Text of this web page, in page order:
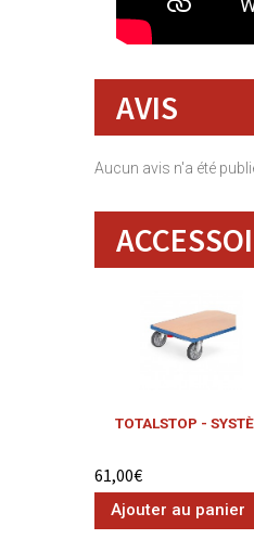
AVIS
Aucun avis n'a été
TOTALSTOP -
61,00€
Ajouter au panier